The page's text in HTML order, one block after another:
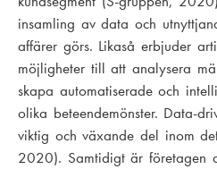
insamling av data och
affärer görs. Likaså erbjuder
möjligheter till att analysera
skapa automatiserade och
olika beteendemönster. Data-
viktig och växande del inom
2020). Samtidigt är företagen